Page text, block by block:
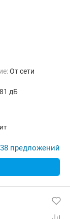
От сети
81 дБ
38 предложений